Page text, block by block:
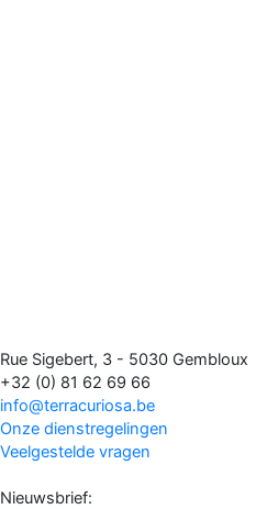
Rue Sigebert, 3 - 5030 Gembloux
+32 (0) 81 62 69 66
info@terracuriosa.be
Onze dienstregelingen
Veelgestelde vragen
Nieuwsbrief: